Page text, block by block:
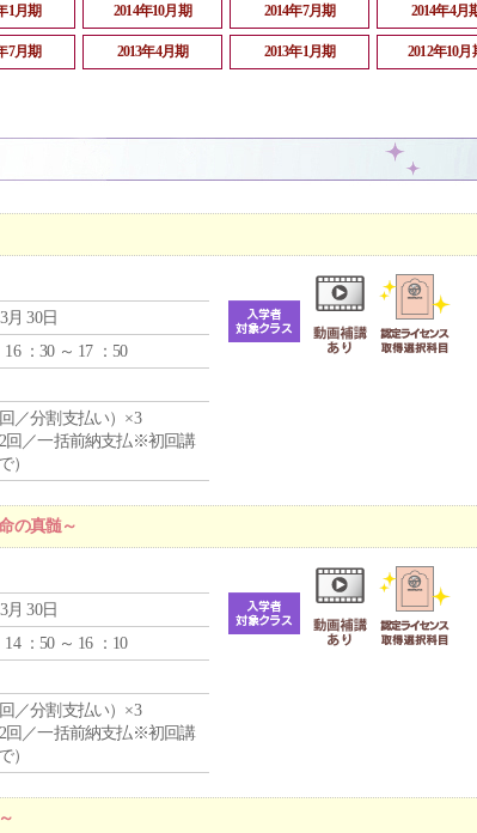
1月期 2014年10月期 2014年7月期 2014年4月
7月期 2013年4月期 2013年1月期 2012年10月
月 30日
16 ：30 ～ 17 ：50
／分割支払い）×3
回／一括前納支払※初回講
）
の真髄～
月 30日
14 ：50 ～ 16 ：10
／分割支払い）×3
回／一括前納支払※初回講
）